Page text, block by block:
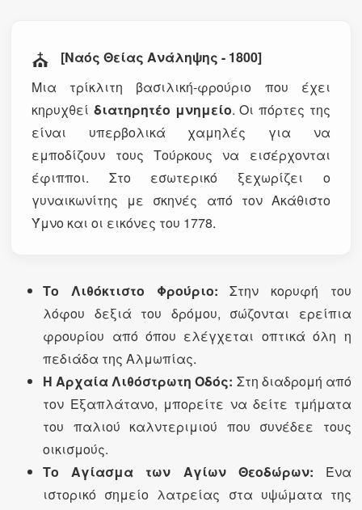
⛪
[Ναός Θείας Ανάληψης - 1800]
Μια τρίκλιτη βασιλική-φρούριο που έχει
κηρυχθείδιατηρητέο μνημείο. Οι πόρτες της
είναι υπερβολικά χαμηλές για να
εμποδίζουν τους Τούρκους να εισέρχονται
έφιπποι. Στο εσωτερικό ξεχωρίζει ο
γυναικωνίτης με σκηνές από τον Ακάθιστο
Ύμνο και οι εικόνες του 1778.
Το Λιθόκτιστο Φρούριο: Στην κορυφή του
λόφου δεξιά του δρόμου, σώζονται ερείπια
φρουρίου από όπου ελέγχεται οπτικά όλη η
πεδιάδα της Αλμωπίας.
Η Αρχαία Λιθόστρωτη Οδός: Στη διαδρομή από
τον Εξαπλάτανο, μπορείτε να δείτε τμήματα
του παλιού καλντεριμιού που συνέδεε τους
οικισμούς.
Το Αγίασμα των Αγίων Θεοδώρων: Ένα
ιστορικό σημείο λατρείας στα υψώματα της